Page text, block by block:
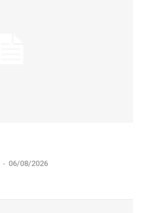
- 06/08/2026